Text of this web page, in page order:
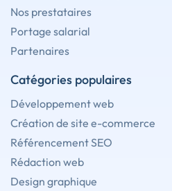
Nos prestataires
Portage salarial
Partenaires
Catégories populaires
Développement web
Création de site e-commerce
Référencement SEO
Rédaction web
Design graphique